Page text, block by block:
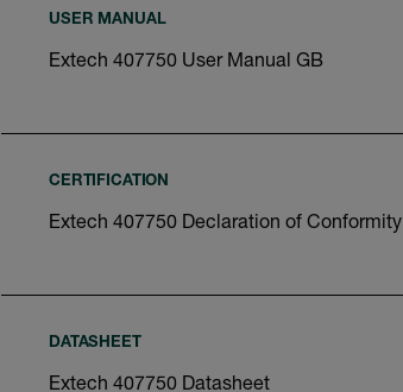
USER MANUAL
Extech 407750 User Manual GB
CERTIFICATION
Extech 407750 Declaration of Conformity
DATASHEET
Extech 407750 Datasheet